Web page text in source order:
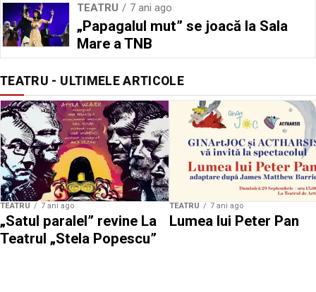
TEATRU 7 ani ago
„Papagalul mut” se joacă la Sala
Mare a TNB
TEATRU - ULTIMELE ARTICOLE
TEATRU 7 ani ago
„Satul paralel” revine La
Teatrul „Stela Popescu”
TEATRU 7 ani ago
Lumea lui Peter Pan